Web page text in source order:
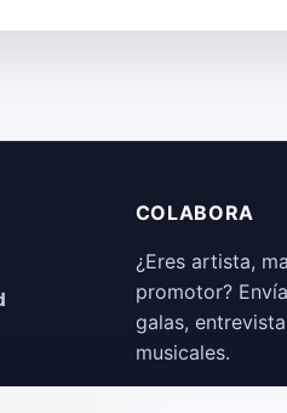
COLABORA
¿Eres artista,
promotor?
galas,
musicales.